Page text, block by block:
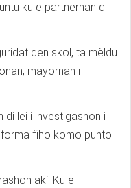
ku e partnernan di
den skol, ta mèldu
mayornan i
di lei i investigashon i
fiho komo punto
akí. Ku e